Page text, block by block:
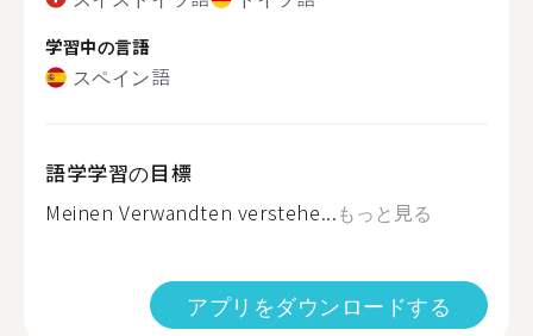
学習中の言語
スペイン語
語学学習の目標
Meinen Verwandten verstehe...もっと見る
アプリをダウンロードする